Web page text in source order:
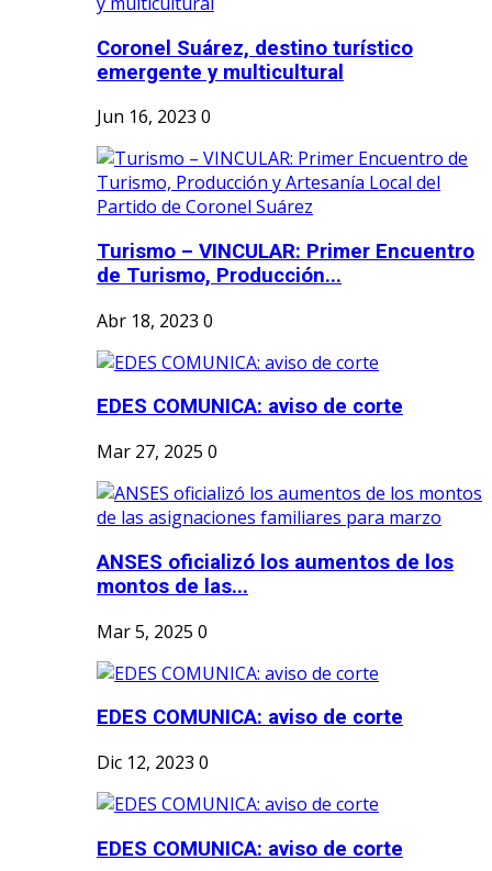
Coronel Suárez, destino turístico
emergente y multicultural
Jun 16, 2023 0
Turismo – VINCULAR: Primer Encuentro
de Turismo, Producción...
Abr 18, 2023 0
EDES COMUNICA: aviso de corte
Mar 27, 2025 0
ANSES oficializó los aumentos de los
montos de las...
Mar 5, 2025 0
EDES COMUNICA: aviso de corte
Dic 12, 2023 0
EDES COMUNICA: aviso de corte